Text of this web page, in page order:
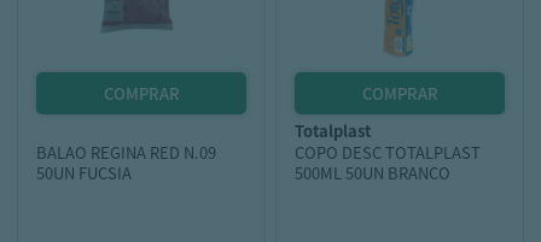
BALAO REGINA RED N.09
50UN FUCSIA
totalplast
COPO DESC TOTALPLAST
500ML 50UN BRANCO